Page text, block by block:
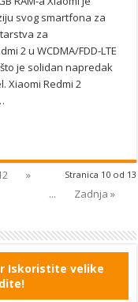
svog smartfona za
za
2 u WCDMA/FDD-LTE
je solidan napredak
Xiaomi Redmi 2
Stranica 10 od 13
»
...
Zadnja »
Iskoristite velike